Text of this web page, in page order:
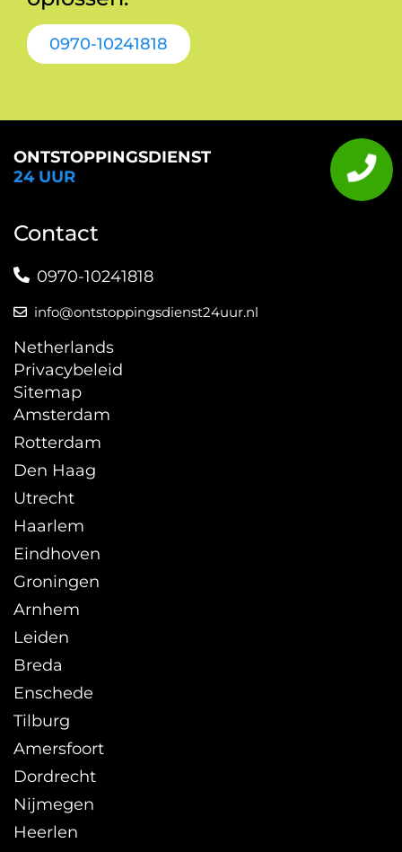
0970-10241818
ONTSTOPPINGSDIENST
24 UUR
Contact
0970-10241818
info@ontstoppingsdienst24uur.nl
Netherlands
Privacybeleid
Sitemap
Amsterdam
Rotterdam
Den Haag
Utrecht
Haarlem
Eindhoven
Groningen
Arnhem
Leiden
Breda
Enschede
Tilburg
Amersfoort
Dordrecht
Nijmegen
Heerlen